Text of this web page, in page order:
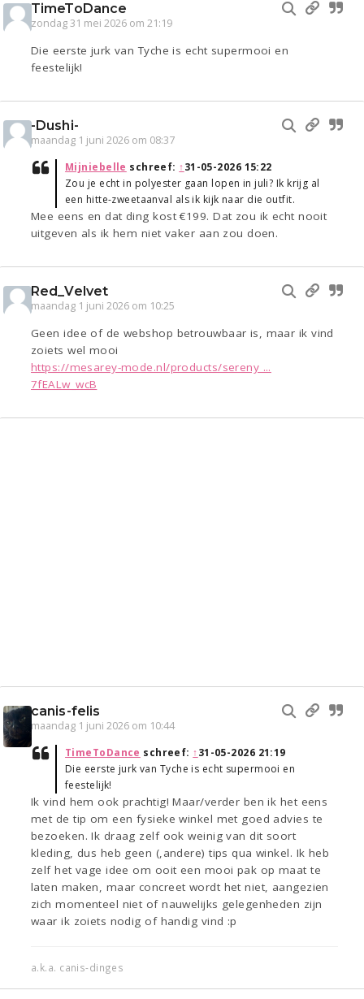
TimeToDance
zondag 31 mei 2026 om 21:19
Die eerste jurk van Tyche is echt supermooi en
feestelijk!
-Dushi-
maandag 1 juni 2026 om 08:37
Mijniebelle schreef: ↑31-05-2026 15:22
Zou je echt in polyester gaan lopen in juli? Ik krijg al
een hitte-zweetaanval als ik kijk naar die outfit.
Mee eens en dat ding kost €199. Dat zou ik echt nooit
uitgeven als ik hem niet vaker aan zou doen.
Red_Velvet
maandag 1 juni 2026 om 10:25
Geen idee of de webshop betrouwbaar is, maar ik vind
zoiets wel mooi
https://mesarey-mode.nl/products/sereny ...
7fEALw_wcB
canis-felis
maandag 1 juni 2026 om 10:44
TimeToDance schreef: ↑31-05-2026 21:19
Die eerste jurk van Tyche is echt supermooi en
feestelijk!
Ik vind hem ook prachtig! Maar/verder ben ik het eens
met de tip om een fysieke winkel met goed advies te
bezoeken. Ik draag zelf ook weinig van dit soort
kleding, dus heb geen (,andere) tips qua winkel. Ik heb
zelf het vage idee om ooit een mooi pak op maat te
laten maken, maar concreet wordt het niet, aangezien
zich momenteel niet of nauwelijks gelegenheden zijn
waar ik zoiets nodig of handig vind :p
a.k.a. canis-dinges